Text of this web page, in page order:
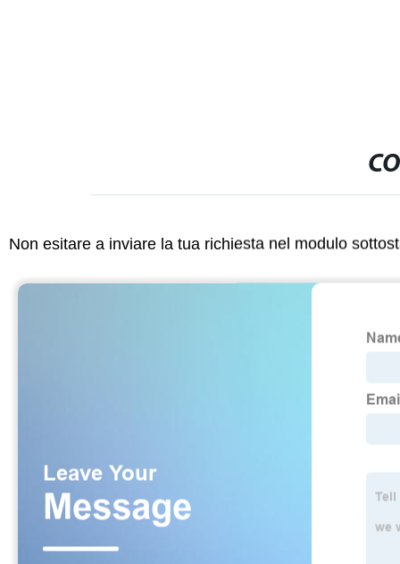
Non esitare a inviare la tua richiesta nel modulo